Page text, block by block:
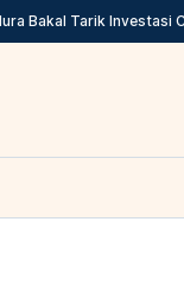
Bakal Tarik Investasi